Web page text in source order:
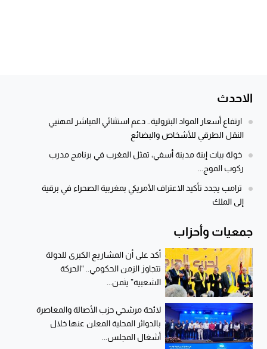
الاحدث
ارتفاع أسعار المواد البترولية.. دعم استثنائي المباشر لمهنيي
النقل الطرقي للأشخاص والبضائع
خولة بيات إبنة مدينة أسفي، تمثل المغرب في برنامج مدرب
ركوب الموج...
ترامب يجدد تأكيد الاعتراف الأمريكي بمغربية الصحراء في برقية
إلى الملك
جمعيات وأحزاب
أكد على أن المشاريع الكبرى للدولة
تتجاوز الزمن الحكومي.. “الحركة
الشعبية” يثمن...
لائحة مرشحي حزب الأصالة والمعاصرة
بالدوائر المحلية المعلن عنها خلال
أشغال المجلس...